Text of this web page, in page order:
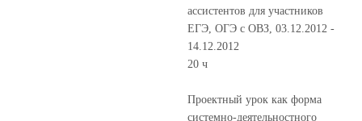
ассистентов для участников
ЕГЭ, ОГЭ с ОВЗ, 03.12.2012 -
14.12.2012
20 ч
Проектный урок как форма
системно-деятельностного